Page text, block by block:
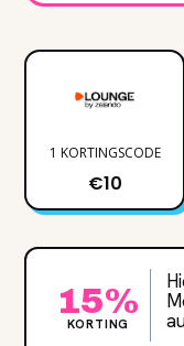
1 KORTINGSCODE
€10
15%
KORTING